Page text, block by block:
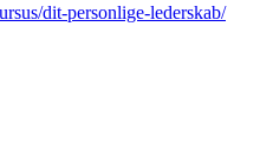
dit-personlige-lederskab/